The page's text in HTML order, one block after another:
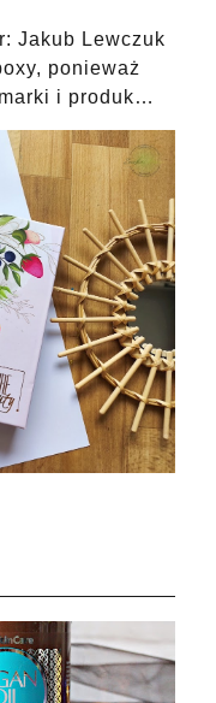
Jakub Lewczuk
ponieważ
i produk…